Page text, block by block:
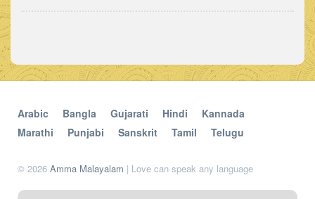
Arabic Bangla Gujarati Hindi
Kannada
Marathi
Punjabi Sanskrit Tamil Telugu
© 2026 Amma Malayalam | Love can speak any language